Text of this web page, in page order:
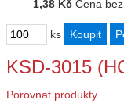
1,38 Kč Cena
ks
KSD-3015
Porovnat produkty